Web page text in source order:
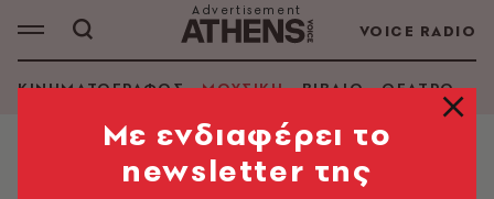
VOICE RADIO
ΚΙΝΗΜΑΤΟΓΡΑΦΟΣ ΜΟΥΣΙΚΗ ΒΙΒΛΙΟ ΘΕΑΤΡΟ -
Mε ενδιαφέρει το
newsletter της